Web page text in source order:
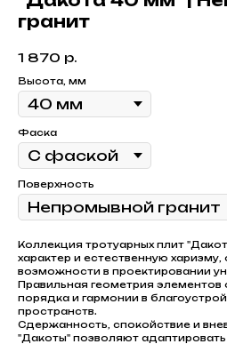
гранит
1 870 р.
Высота, мм
Фаска
Поверхность
Коллекция тротуарных плит
характер и естественную харизму,
возможности в проектировании
Правильная геометрия
порядка и гармонии в
пространств.
Сдержанность, спокойствие и
"Дакоты" позволяют